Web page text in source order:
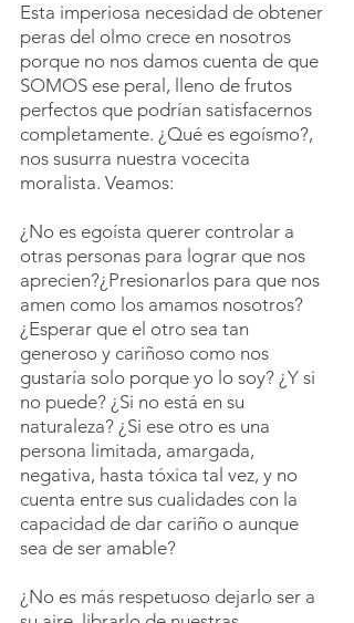
Esta imperiosa necesidad de obtener
peras del olmo crece en nosotros
porque no nos damos cuenta de que
SOMOS ese peral, lleno de frutos
perfectos que podrían satisfacernos
completamente. ¿Qué es egoísmo?,
nos susurra nuestra vocecita
moralista. Veamos:
¿No es egoísta querer controlar a
otras personas para lograr que nos
aprecien?¿Presionarlos para que nos
amen como los amamos nosotros?
¿Esperar que el otro sea tan
generoso y cariñoso como nos
gustaría solo porque yo lo soy? ¿Y si
no puede? ¿Si no está en su
naturaleza? ¿Si ese otro es una
persona limitada, amargada,
negativa, hasta tóxica tal vez, y no
cuenta entre sus cualidades con la
capacidad de dar cariño o aunque
sea de ser amable?
¿No es más respetuoso dejarlo ser a